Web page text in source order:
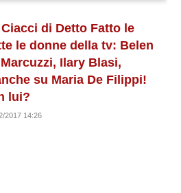
di Detto Fatto le
le donne della tv: Belen
Ilary Blasi,
su Maria De Filippi!
lui?
2017 14:26